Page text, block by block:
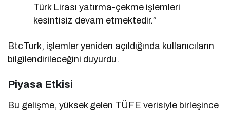
Türk Lirası yatırma-çekme işlemleri
kesintisiz devam etmektedir.”
BtcTurk, işlemler yeniden açıldığında kullanıcıların
bilgilendirileceğini duyurdu.
Piyasa Etkisi
Bu gelişme, yüksek gelen TÜFE verisiyle birleşince